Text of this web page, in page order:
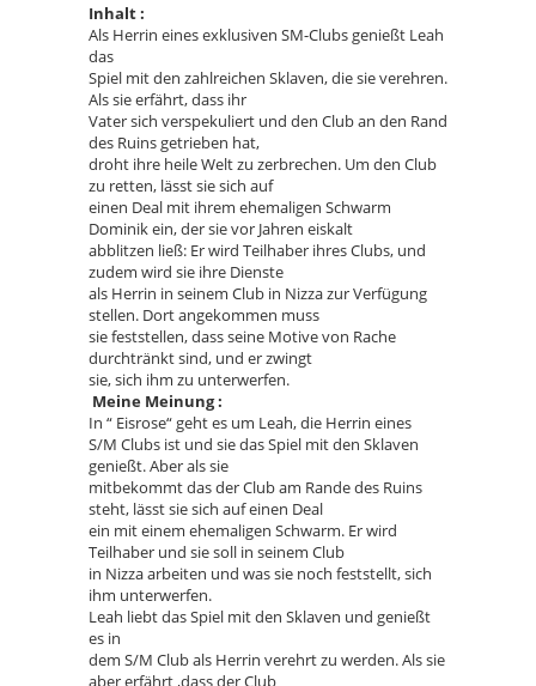
Inhalt :
Als Herrin eines exklusiven SM-Clubs genießt Leah
das
Spiel mit den zahlreichen Sklaven, die sie verehren.
Als sie erfährt, dass ihr
Vater sich verspekuliert und den Club an den Rand
des Ruins getrieben hat,
droht ihre heile Welt zu zerbrechen. Um den Club
zu retten, lässt sie sich auf
einen Deal mit ihrem ehemaligen Schwarm
Dominik ein, der sie vor Jahren eiskalt
abblitzen ließ: Er wird Teilhaber ihres Clubs, und
zudem wird sie ihre Dienste
als Herrin in seinem Club in Nizza zur Verfügung
stellen. Dort angekommen muss
sie feststellen, dass seine Motive von Rache
durchtränkt sind, und er zwingt
sie, sich ihm zu unterwerfen.
Meine Meinung :
In “ Eisrose“ geht es um Leah, die Herrin eines
S/M Clubs ist und sie das Spiel mit den Sklaven
genießt. Aber als sie
mitbekommt das der Club am Rande des Ruins
steht, lässt sie sich auf einen Deal
ein mit einem ehemaligen Schwarm. Er wird
Teilhaber und sie soll in seinem Club
in Nizza arbeiten und was sie noch feststellt, sich
ihm unterwerfen.
Leah liebt das Spiel mit den Sklaven und genießt
es in
dem S/M Club als Herrin verehrt zu werden. Als sie
aber erfährt ,dass der Club